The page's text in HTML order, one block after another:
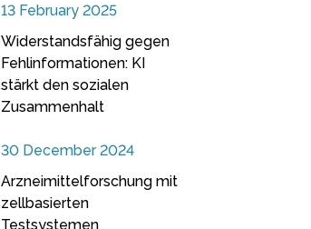
13 February 2025
Widerstandsfähig gegen
Fehlinformationen: KI
stärkt den sozialen
Zusammenhalt
30 December 2024
Arzneimittelforschung mit
zellbasierten
Testsystemen